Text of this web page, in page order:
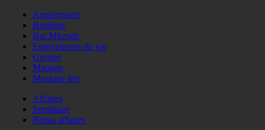
Anniversaire
Baptême
Bar Mitzvah
Enterrements de vie
Groupe
Mariage
Musique live
Affaires
Seminaire
Repas affaires